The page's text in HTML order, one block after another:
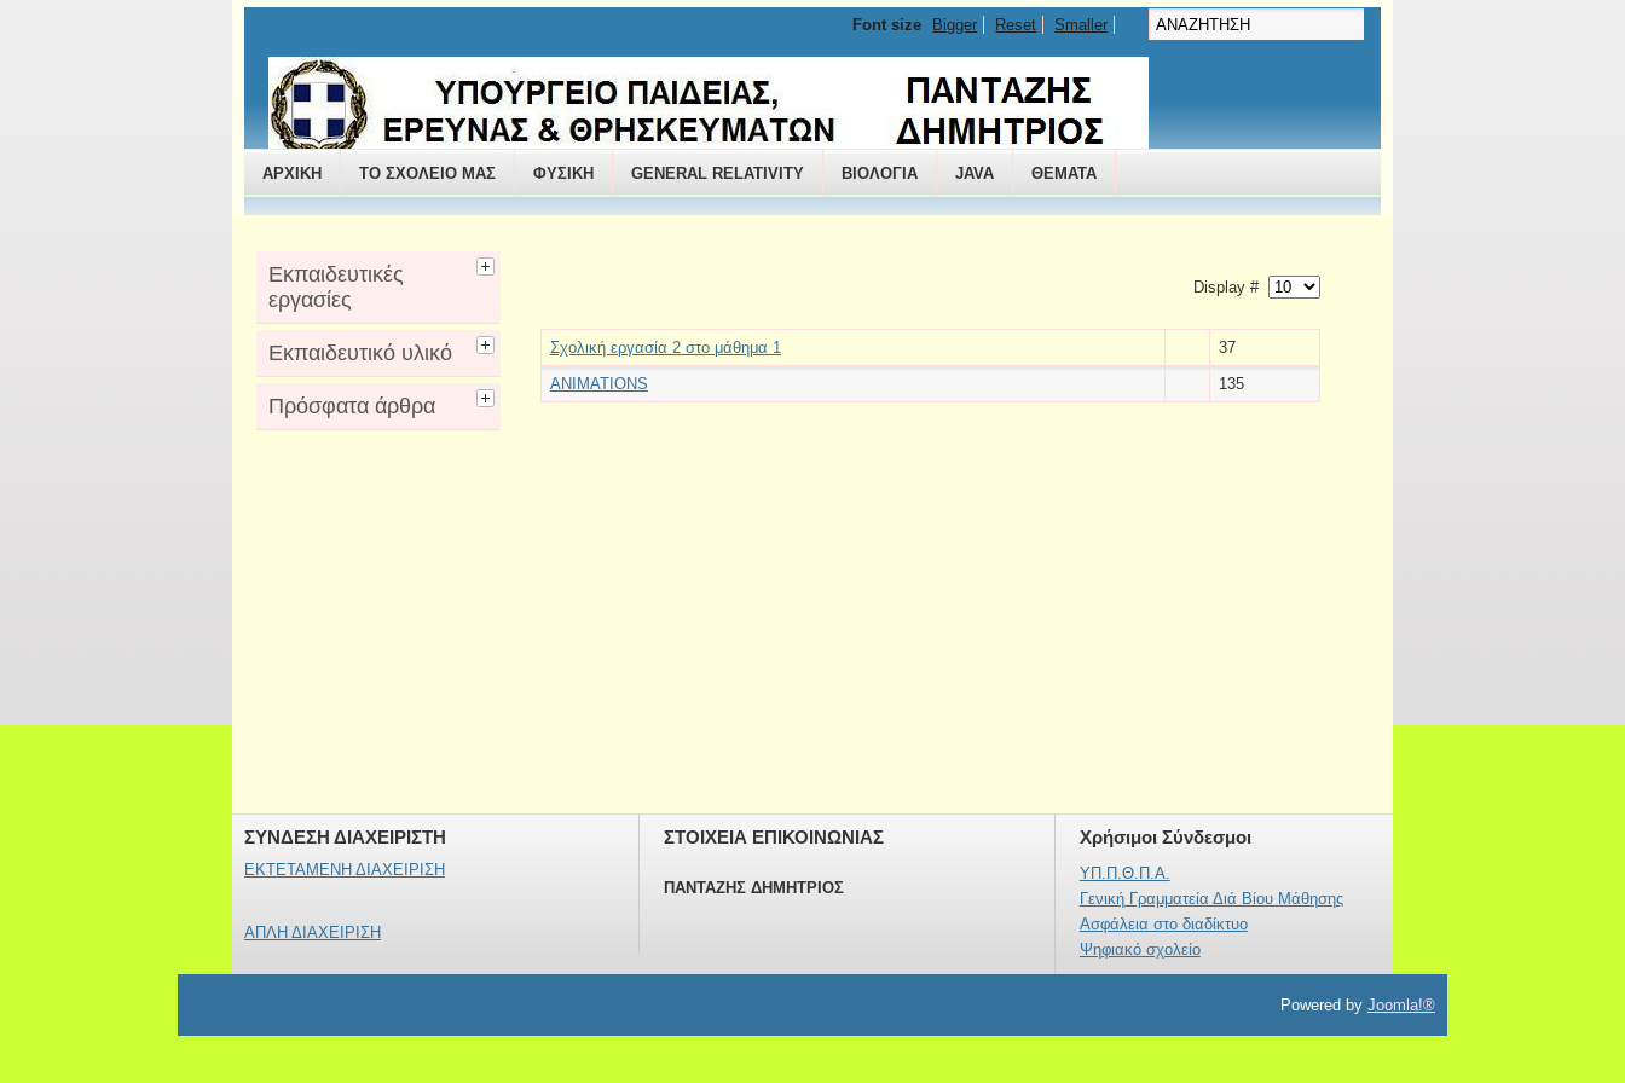
ΠΑΝΤΑΖΗΣ ΔΗΜΗΤΡΙΟΣ
ΑΡΧΙΚΗ ΤΟ ΣΧΟΛΕΙΟ ΜΑΣ ΦΥΣΙΚΗ GENERAL RELATIVITY ΒΙΟΛΟΓΙΑ JAVA ΘΕΜΑΤΑ
Font size Bigger Reset Smaller
Εκπαιδευτικές
εργασίες
Εκπαιδευτικό υλικό
Πρόσφατα άρθρα
Display #
Σχολική εργασία 2 στο μάθημα 1
37
ANIMATIONS
135
ΣΥΝΔΕΣΗ ΔΙΑΧΕΙΡΙΣΤΗ
ΕΚΤΕΤΑΜΕΝΗ ΔΙΑΧΕΙΡΙΣΗ
ΑΠΛΗ ΔΙΑΧΕΙΡΙΣΗ
ΣΤΟΙΧΕΙΑ ΕΠΙΚΟΙΝΩΝΙΑΣ
ΠΑΝΤΑΖΗΣ ΔΗΜΗΤΡΙΟΣ
Χρήσιμοι Σύνδεσμοι
ΥΠ.Π.Θ.Π.Α.
Γενική Γραμματεία Διά Βίου Μάθησης
Ασφάλεια στο διαδίκτυο
Ψηφιακό σχολείο
Powered by Joomla!®